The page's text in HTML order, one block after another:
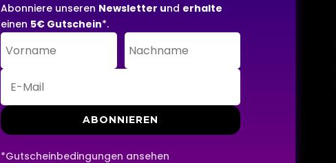
Abonniere unseren Newsletter und erhalte
einen 5€ Gutschein*.
ABONNIEREN
*Gutscheinbedingungen ansehen